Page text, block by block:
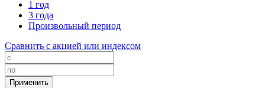
1 год
3 года
Произвольный период
Сравнить с акцией или индексом